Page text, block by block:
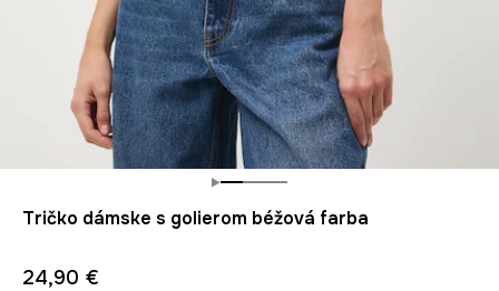
Tričko dámske s golierom béžová farba
24,90 €